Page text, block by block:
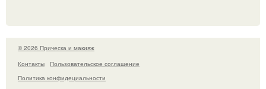
© 2026 Прическа и макияж
Контакты
Пользовательское соглашение
Политика конфидециальности